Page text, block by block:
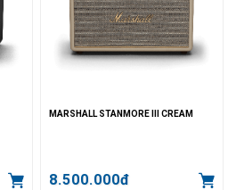
MARSHALL STANMORE III CREAM
8.500.000đ